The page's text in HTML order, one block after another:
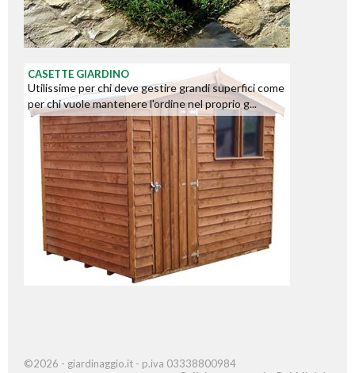
CASETTE GIARDINO
Utilissime per chi deve gestire grandi superfici come
per chi vuole mantenere l'ordine nel proprio g...
©2026 - giardinaggio.it - p.iva 03338800984